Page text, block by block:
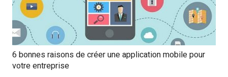
6 bonnes raisons de créer une application mobile pour
votre entreprise